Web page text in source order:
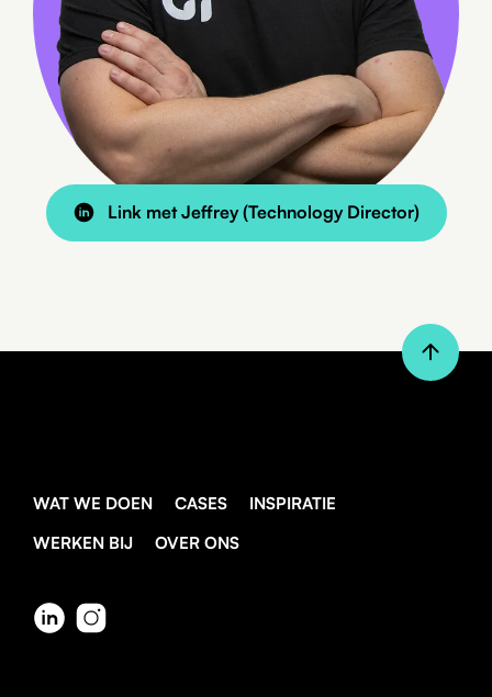
Link met Jeffrey (Technology Director)
WAT WE DOEN CASES
INSPIRATIE
WERKEN BIJ
OVER ONS